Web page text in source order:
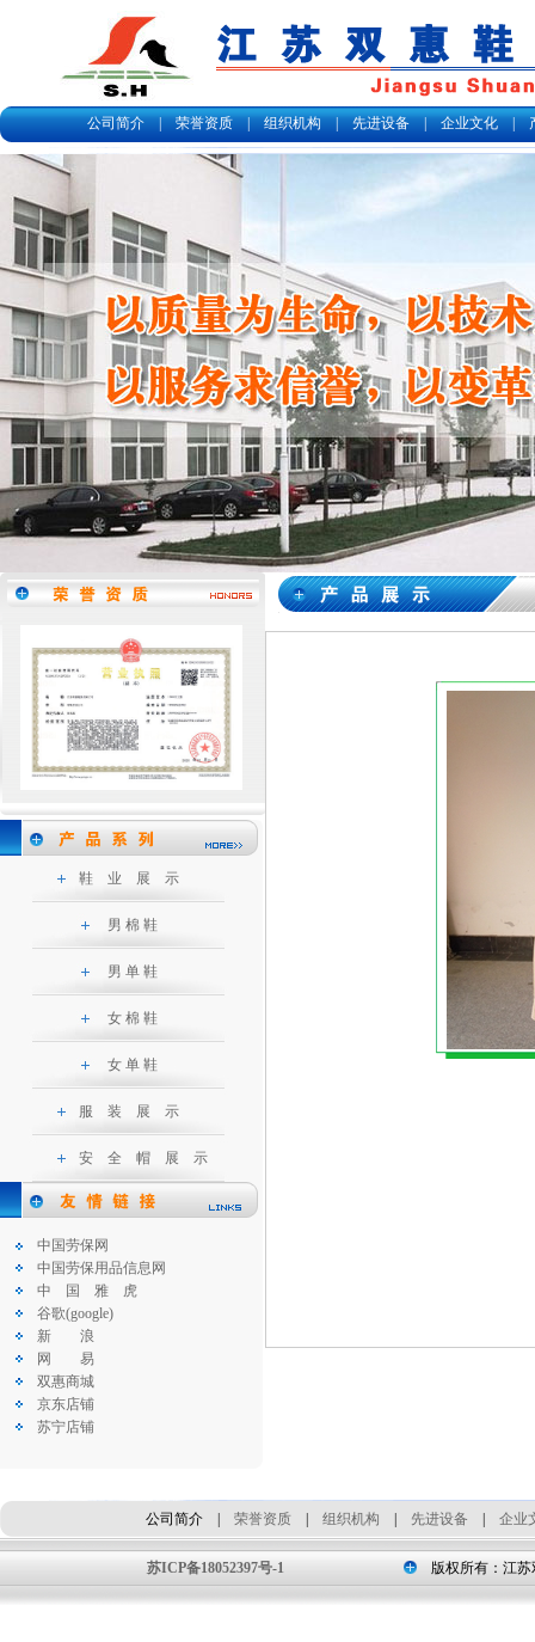
公司简介|荣誉资质|组织机构|先进设备|企业文化|
鞋 业 展 示
男 棉 鞋
男 单 鞋
女 棉 鞋
女 单 鞋
服 装 展 示
安 全 帽 展 示
中国劳保网
中国劳保用品信息网
中 国 雅 虎
谷歌(google)
新 浪
网 易
双惠商城
京东店铺
苏宁店铺
公司简介| 荣誉资质| 组织机构 先进设备 企业
苏ICP备18052397号-1 版权所有：江